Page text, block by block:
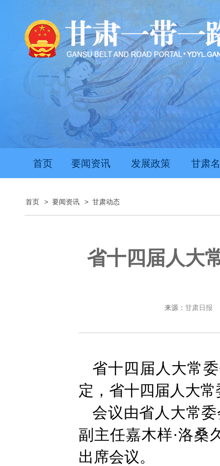
首页 要闻资讯 发展政策 甘肃
首页 > 要闻资讯 > 甘肃动态
省十四届人大
来源： 甘肃日报
省十四届人大常
定，省十四届人大
会议由省人大常
副主任嘉木样·洛桑
出席会议。